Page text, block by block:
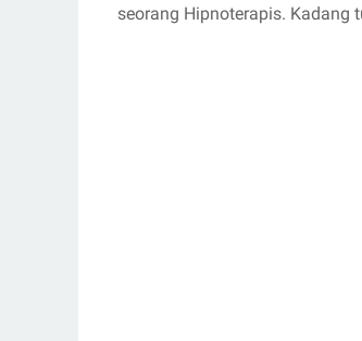
seorang Hipnoterapis. Kadang